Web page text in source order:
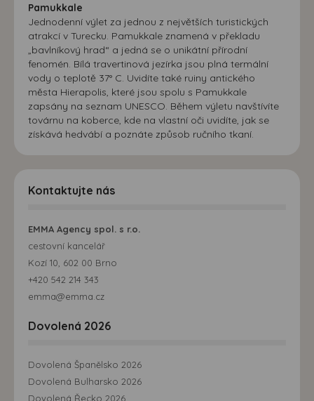
Pamukkale
Jednodenní výlet za jednou z největších turistických
atrakcí v Turecku. Pamukkale znamená v překladu
„bavlníkový hrad“ a jedná se o unikátní přírodní
fenomén. Bílá travertinová jezírka jsou plná termální
vody o teplotě 37° C. Uvidíte také ruiny antického
města Hierapolis, které jsou spolu s Pamukkale
zapsány na seznam UNESCO. Během výletu navštívíte
továrnu na koberce, kde na vlastní oči uvidíte, jak se
získává hedvábí a poznáte způsob ručního tkaní.
Kontaktujte nás
EMMA Agency spol. s r.o.
cestovní kancelář
Kozí 10, 602 00 Brno
+420 542 214 343
emma@emma.cz
Dovolená 2026
Dovolená Španělsko 2026
Dovolená Bulharsko 2026
Dovolená Řecko 2026